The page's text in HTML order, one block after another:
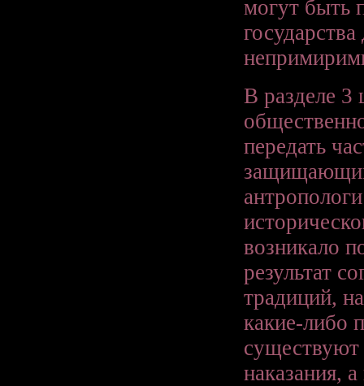
могут быть
В разделе
передать
возникало
результат
традиций,
какие-либо
существуют
наказания,